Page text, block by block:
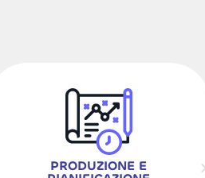
PRODUZIONE E